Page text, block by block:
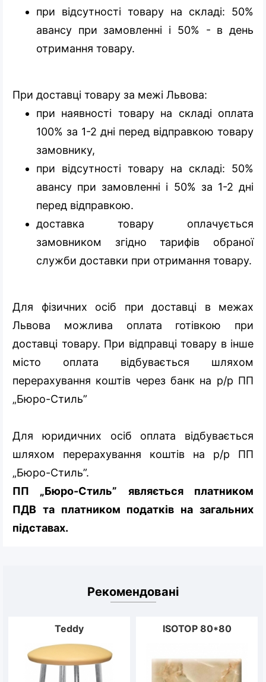
при відсутності товару на складі: 50%
авансу при замовленні і 50% - в день
отримання товару.
При доставці товару за межі Львова:
при наявності товару на складі оплата
100% за 1-2 дні перед відправкою товару
замовнику,
при відсутності товару на складі: 50%
авансу при замовленні і 50% за 1-2 дні
перед відправкою.
доставка товару оплачується
замовником згідно тарифів обраної
служби доставки при отримання товару.
Для фізичних осіб при доставці в межах
Львова можлива оплата готівкою при
доставці товару. При відправці товару в інше
місто оплата відбувається шляхом
перерахування коштів через банк на р/р ПП
„Бюро-Стиль”
Для юридичних осіб оплата відбувається
шляхом перерахування коштів на р/р ПП
„Бюро-Стиль”.
ПП „Бюро-Стиль” являється платником
ПДВ та платником податків на загальних
підставах.
Рекомендовані
Teddy ISOTOP 80*80